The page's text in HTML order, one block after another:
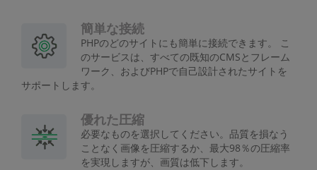
簡単な接続
PHPのどのサイトにも簡単に接続できます。 こ
のサービスは、すべての既知のCMSとフレーム
ワーク、およびPHPで自己設計されたサイトを
サポートします。
優れた圧縮
必要なものを選択してください。品質を損なう
ことなく画像を圧縮するか、最大98％の圧縮率
を実現しますが、画質は低下します。